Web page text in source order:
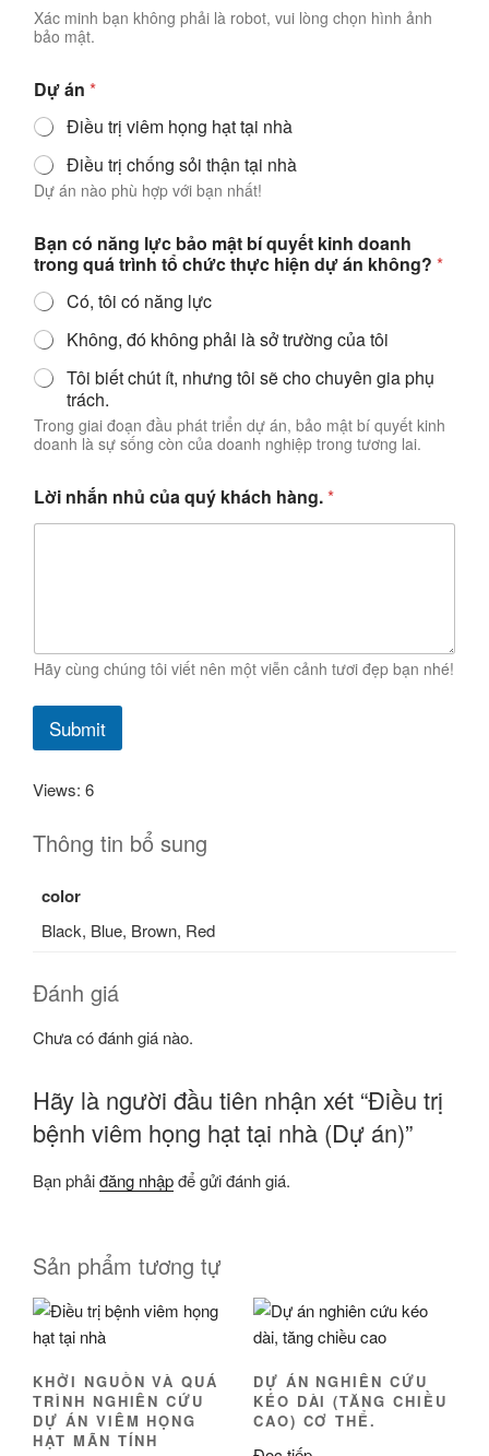
Xác minh bạn không phải là robot, vui lòng chọn hình ảnh
bảo mật.
Dự án *
Điều trị viêm họng hạt tại nhà
Điều trị chống sỏi thận tại nhà
Dự án nào phù hợp với bạn nhất!
Bạn có năng lực bảo mật bí quyết kinh doanh
trong quá trình tổ chức thực hiện dự án không? *
Có, tôi có năng lực
Không, đó không phải là sở trường của tôi
Tôi biết chút ít, nhưng tôi sẽ cho chuyên gia phụ
trách.
Trong giai đoạn đầu phát triển dự án, bảo mật bí quyết kinh
doanh là sự sống còn của doanh nghiệp trong tương lai.
Lời nhắn nhủ của quý khách hàng.*
Hãy cùng chúng tôi viết nên một viễn cảnh tươi đẹp bạn nhé!
Submit
Views: 6
Thông tin bổ sung
color
Black, Blue, Brown, Red
Đánh giá
Chưa có đánh giá nào.
Hãy là người đầu tiên nhận xét “Điều trị
bệnh viêm họng hạt tại nhà (Dự án)”
Bạn phảiđăng nhậpđể gửi đánh giá.
Sản phẩm tương tự
KHỞI NGUỒN VÀ QUÁ
TRÌNH NGHIÊN CỨU
DỰ ÁN VIÊM HỌNG
HẠT MÃN TÍNH
DỰ ÁN NGHIÊN CỨU
KÉO DÀI (TĂNG CHIỀU
CAO) CƠ THỂ.